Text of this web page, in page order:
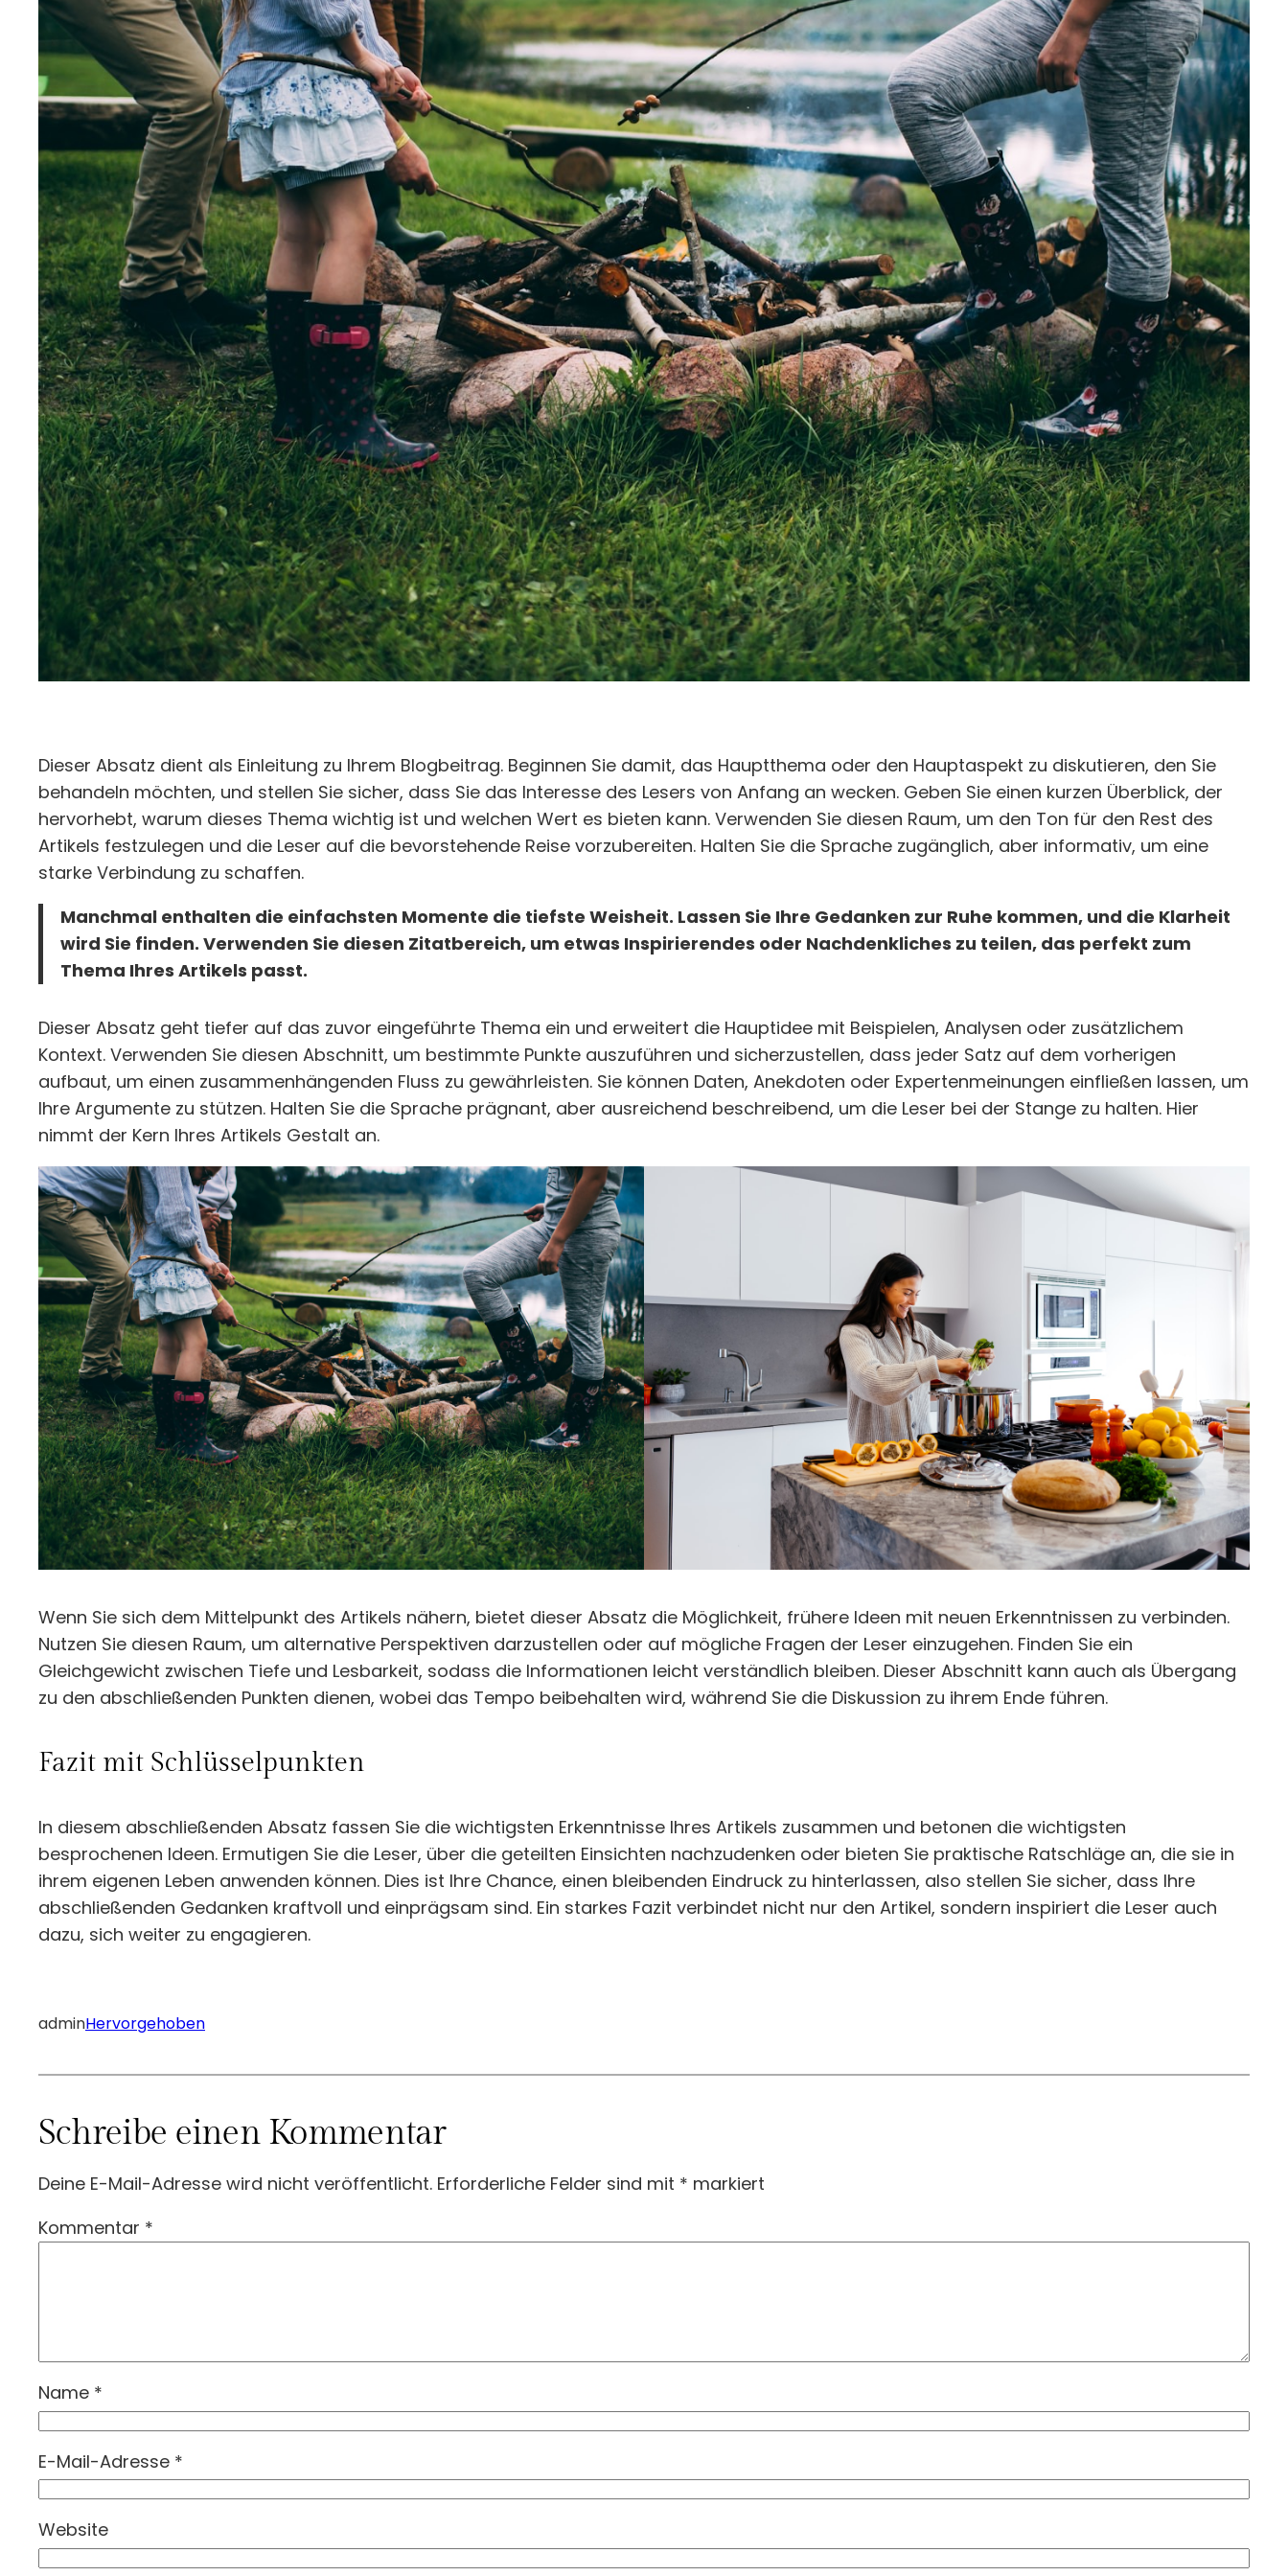
Dieser Absatz dient als Einleitung zu Ihrem Blogbeitrag. Beginnen Sie damit, das Hauptthema oder den Hauptaspekt zu diskutieren, den Sie
behandeln möchten, und stellen Sie sicher, dass Sie das Interesse des Lesers von Anfang an wecken. Geben Sie einen kurzen Überblick, der
hervorhebt, warum dieses Thema wichtig ist und welchen Wert es bieten kann. Verwenden Sie diesen Raum, um den Ton für den Rest des
Artikels festzulegen und die Leser auf die bevorstehende Reise vorzubereiten. Halten Sie die Sprache zugänglich, aber informativ, um eine
starke Verbindung zu schaffen.
Manchmal enthalten die einfachsten Momente die tiefste Weisheit. Lassen Sie Ihre Gedanken zur Ruhe kommen, und die Klarheit
wird Sie finden. Verwenden Sie diesen Zitatbereich, um etwas Inspirierendes oder Nachdenkliches zu teilen, das perfekt zum
Thema Ihres Artikels passt.
Dieser Absatz geht tiefer auf das zuvor eingeführte Thema ein und erweitert die Hauptidee mit Beispielen, Analysen oder zusätzlichem
Kontext. Verwenden Sie diesen Abschnitt, um bestimmte Punkte auszuführen und sicherzustellen, dass jeder Satz auf dem vorherigen
aufbaut, um einen zusammenhängenden Fluss zu gewährleisten. Sie können Daten, Anekdoten oder Expertenmeinungen einfließen lassen, um
Ihre Argumente zu stützen. Halten Sie die Sprache prägnant, aber ausreichend beschreibend, um die Leser bei der Stange zu halten. Hier
nimmt der Kern Ihres Artikels Gestalt an.
Wenn Sie sich dem Mittelpunkt des Artikels nähern, bietet dieser Absatz die Möglichkeit, frühere Ideen mit neuen Erkenntnissen zu verbinden.
Nutzen Sie diesen Raum, um alternative Perspektiven darzustellen oder auf mögliche Fragen der Leser einzugehen. Finden Sie ein
Gleichgewicht zwischen Tiefe und Lesbarkeit, sodass die Informationen leicht verständlich bleiben. Dieser Abschnitt kann auch als Übergang
zu den abschließenden Punkten dienen, wobei das Tempo beibehalten wird, während Sie die Diskussion zu ihrem Ende führen.
Fazit mit Schlüsselpunkten
In diesem abschließenden Absatz fassen Sie die wichtigsten Erkenntnisse Ihres Artikels zusammen und betonen die wichtigsten
besprochenen Ideen. Ermutigen Sie die Leser, über die geteilten Einsichten nachzudenken oder bieten Sie praktische Ratschläge an, die sie in
ihrem eigenen Leben anwenden können. Dies ist Ihre Chance, einen bleibenden Eindruck zu hinterlassen, also stellen Sie sicher, dass Ihre
abschließenden Gedanken kraftvoll und einprägsam sind. Ein starkes Fazit verbindet nicht nur den Artikel, sondern inspiriert die Leser auch
dazu, sich weiter zu engagieren.
adminHervorgehoben
Schreibe einen Kommentar
Deine E-Mail-Adresse wird nicht veröffentlicht. Erforderliche Felder sind mit * markiert
Kommentar *
Name *
E-Mail-Adresse *
Website